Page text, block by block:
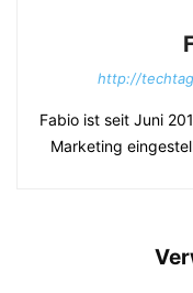
http://
Fabio ist seit Juni
Marketing